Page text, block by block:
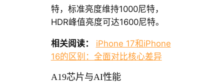
特，标准亮度维持1000尼特，
HDR峰值亮度可达1600尼特。
相关阅读：
iPhone 17和iPhone
16的区别：全面对比核心差异
A19芯片与AI性能